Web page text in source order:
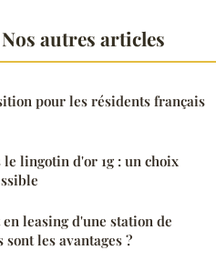
autres articles
pour les résidents français
lingotin d'or 1g : un choix
leasing d'une station de
sont les avantages ?